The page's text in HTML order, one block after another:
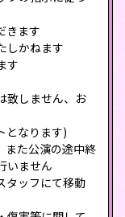
きます
しかねます
す
致しません、お
となります)
また公演の途中終
いません
タッフにて移動